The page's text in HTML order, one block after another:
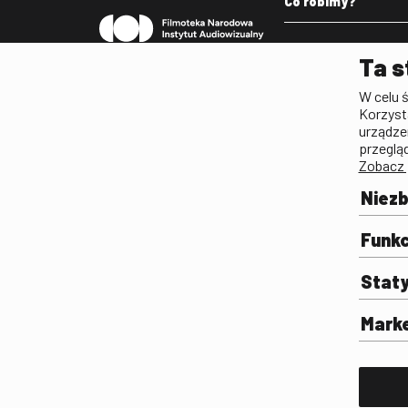
Biogramy.pl. Polski
Filmoteka Szkolna
Olimpiada Wiedzy o
Komunikacji
Repozytorium Cyfrowe
Wynajem przestrzeni
Ta
W celu